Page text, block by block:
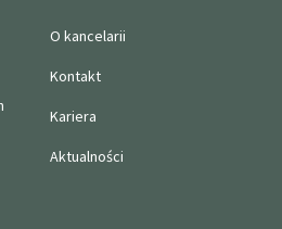
O kancelarii
Kontakt
Kariera
Aktualności